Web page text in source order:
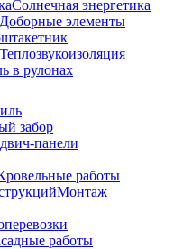
Солнечная энергетика
Доборные элементы
Теплозвукоизоляция
в рулонах
забор
панели
работы
Монтаж
работы